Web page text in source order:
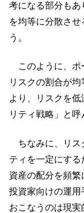
考になる部分もあ
を均等に分散さ
う。
このように、ポ
リスクの割合が
より、リスクを
リティ戦略」と呼
ちなみに、リス
ティを一定にす
資産の配分を頻
投資家向けの運
おこなうのは現実